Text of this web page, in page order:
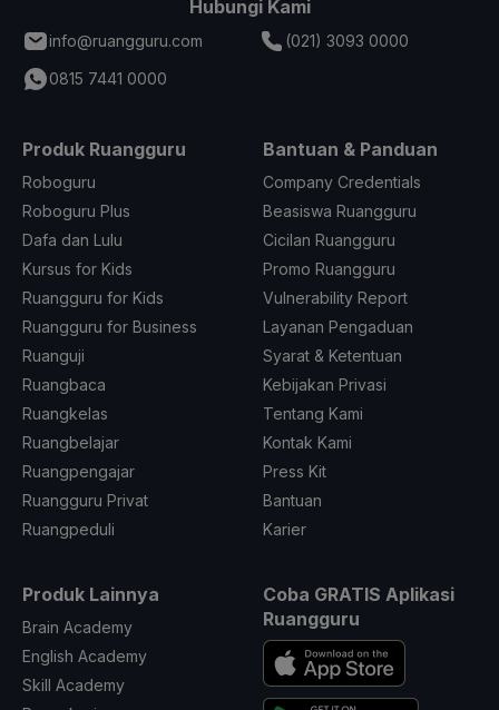
Hubungi Kami
info@ruangguru.com
(021) 3093 0000
0815 7441 0000
Produk Ruangguru
Roboguru
Roboguru Plus
Dafa dan Lulu
Kursus for Kids
Ruangguru for Kids
Ruangguru for Business
Ruanguji
Ruangbaca
Ruangkelas
Ruangbelajar
Ruangpengajar
Ruangguru Privat
Ruangpeduli
Bantuan & Panduan
Company Credentials
Beasiswa Ruangguru
Cicilan Ruangguru
Promo Ruangguru
Vulnerability Report
Layanan Pengaduan
Syarat & Ketentuan
Kebijakan Privasi
Tentang Kami
Kontak Kami
Press Kit
Bantuan
Karier
Produk Lainnya
Brain Academy
English Academy
Skill Academy
Coba GRATIS Aplikasi
Ruangguru